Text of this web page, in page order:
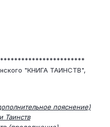
"КНИГА ТАИНСТВ",
пояснение)
Таинств